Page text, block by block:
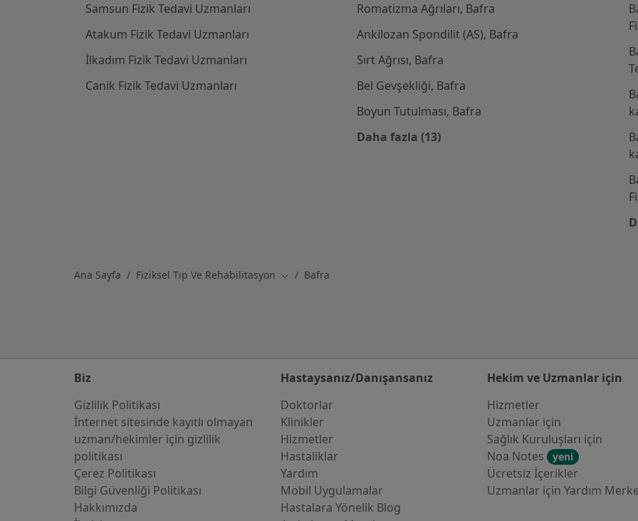
Samsun Fizik Tedavi Uzmanları
Atakum Fizik Tedavi Uzmanları
İlkadım Fizik Tedavi Uzmanları
Canik Fizik Tedavi Uzmanları
Romatizma Ağrıları, Bafra
Ankilozan Spondilit (AS), Bafra
Sırt Ağrısı, Bafra
Bel Gevşekliği, Bafra
Boyun Tutulması, Bafra
Daha fazla (13)
Kategoride daha fazlası: Yakın
Ana Sayfa Fiziksel Tıp Ve Rehabilitasyon Şehir değiştir
Bafra
Biz
Gizlilik Politikası
İnternet sitesinde kayıtlı olmayan
uzman/hekimler i̇çin gizlilik
politikası
Çerez Politikası
Bilgi Güvenliği Politikası
Hakkımızda
Hastaysanız/Danışansanız
Doktorlar
Klinikler
Hizmetler
Hastaliklar
Yardım
Mobil Uygulamalar
Hastalara Yönelik Blog
Hekim ve Uzmanlar için
Hizmetler
Uzmanlar için
Sağlık Kuruluşları için
Noa Notes
yeni
Ücretsiz İçerikler
Uzmanlar için Yardım